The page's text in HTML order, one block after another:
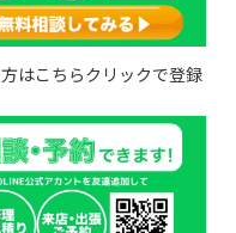
はこちらクリックで登録